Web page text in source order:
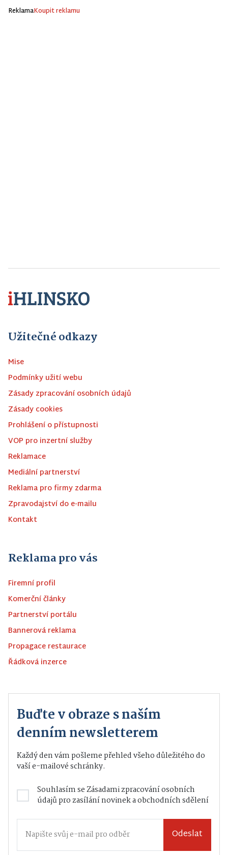
ReklamaKoupit reklamu
Užitečné odkazy
Mise
Podmínky užití webu
Zásady zpracování osobních údajů
Zásady cookies
Prohlášení o přístupnosti
VOP pro inzertní služby
Reklamace
Mediální partnerství
Reklama pro firmy zdarma
Zpravodajství do e-mailu
Kontakt
Reklama pro vás
Firemní profil
Komerční články
Partnerství portálu
Bannerová reklama
Propagace restaurace
Řádková inzerce
Buďte v obraze s naším
denním newsletterem
Každý den vám pošleme přehled všeho důležitého do
vaší e-mailové schránky.
Souhlasím seZásadami zpracování osobních
údajůpro zasílání novinek a obchodních sdělení
Odeslat